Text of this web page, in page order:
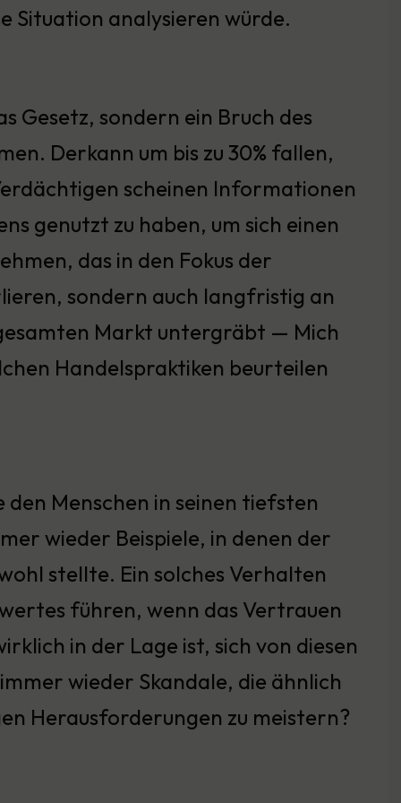
Situation analysieren würde.
Gesetz, sondern ein Bruch des
Derkann um bis zu 30% fallen,
scheinen Informationen
genutzt zu haben, um sich einen
das in den Fokus der
sondern auch langfristig an
Markt untergräbt — Mich
Handelspraktiken beurteilen
den Menschen in seinen tiefsten
wieder Beispiele, in denen der
stellte. Ein solches Verhalten
führen, wenn das Vertrauen
in der Lage ist, sich von diesen
wieder Skandale, die ähnlich
Herausforderungen zu meistern?